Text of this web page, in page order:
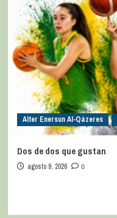
Alter Enersun Al-Qázeres
Dos de dos que gustan
agosto 9, 2026 0